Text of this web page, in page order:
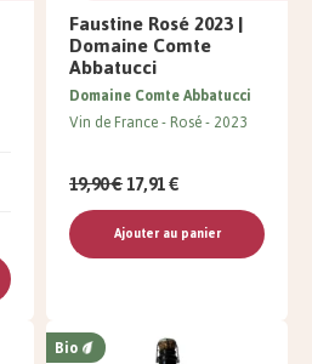
Faustine Rosé 2023 |
Domaine Comte
Abbatucci
Domaine Comte Abbatucci
Vin de France Rosé 2023
19,90 €17,91 €
Ajouter au panier
Bio